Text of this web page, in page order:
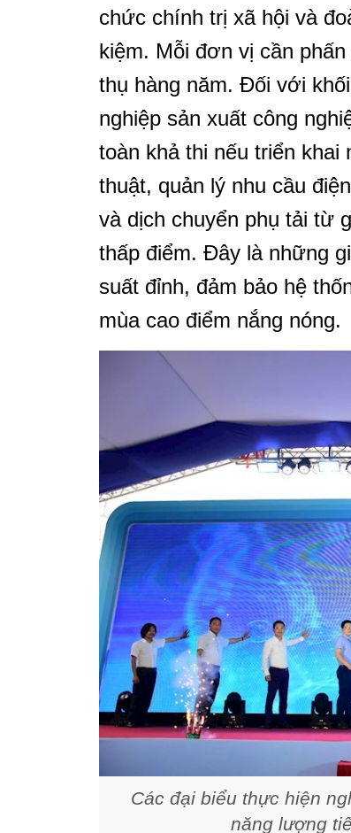
chức chính trị xã hội và
kiệm. Mỗi đơn vị cần
thụ hàng năm. Đối với
nghiệp sản xuất công
toàn khả thi nếu triển
thuật, quản lý nhu cầu
và dịch chuyển phụ tải từ
thấp điểm. Đây là những
suất đỉnh, đảm bảo hệ
mùa cao điểm nắng nóng.
Các đại biểu thực hiện
năng lượng